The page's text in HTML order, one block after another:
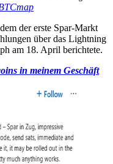
der erste Spar-Markt
über das Lightning
am 18. April berichtete.
in meinem Geschäft